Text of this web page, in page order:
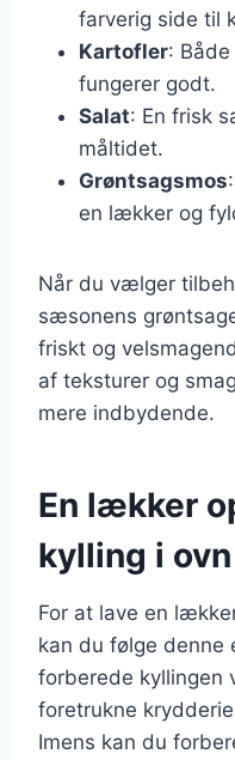
farverig side til
Kartofler:
fungerer godt.
Salat: En frisk
måltidet.
Grøntsagsmos
en lækker og
Når du vælger
sæsonens
friskt og
af teksturer og
mere indbydende.
En lækker
kylling i
For at lave en
kan du følge denne
forberede kyllingen
foretrukne
Imens kan du